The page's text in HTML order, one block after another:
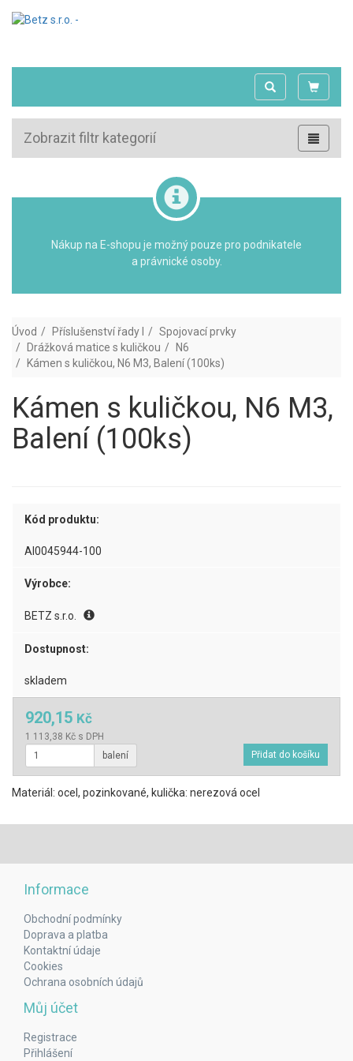
Zobrazit filtr kategorií
Nákup na E-shopu je možný pouze pro podnikatele
a právnické osoby.
Úvod Příslušenství řady I
Spojovací prvky
Drážková matice s kuličkou
N6
Kámen s kuličkou, N6 M3, Balení (100ks)
Kámen s kuličkou, N6 M3,
Balení (100ks)
Kód produktu:
AI0045944-100
Výrobce:
BETZ s.r.o.
Dostupnost:
skladem
920,15 Kč
1 113,38 Kč s DPH
balení
Materiál: ocel, pozinkované, kulička: nerezová ocel
Informace
Obchodní podmínky
Doprava a platba
Kontaktní údaje
Cookies
Ochrana osobních údajů
Můj účet
Registrace
Přihlášení